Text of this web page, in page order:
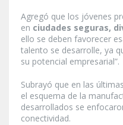
Agregó que los jóvenes
en ciudades seguras,
ello se deben favorecer
talento se desarrolle, ya
su potencial empresarial”.
Subrayó que en las
el esquema de la
desarrollados se
conectividad.